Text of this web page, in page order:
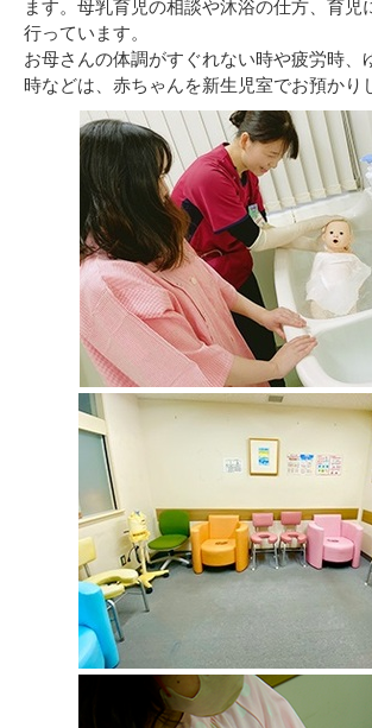
ます。母乳育児の相談や沐浴の仕方、育児
行っています。
お母さんの体調がすぐれない時や疲労時、
時などは、赤ちゃんを新生児室でお預かり